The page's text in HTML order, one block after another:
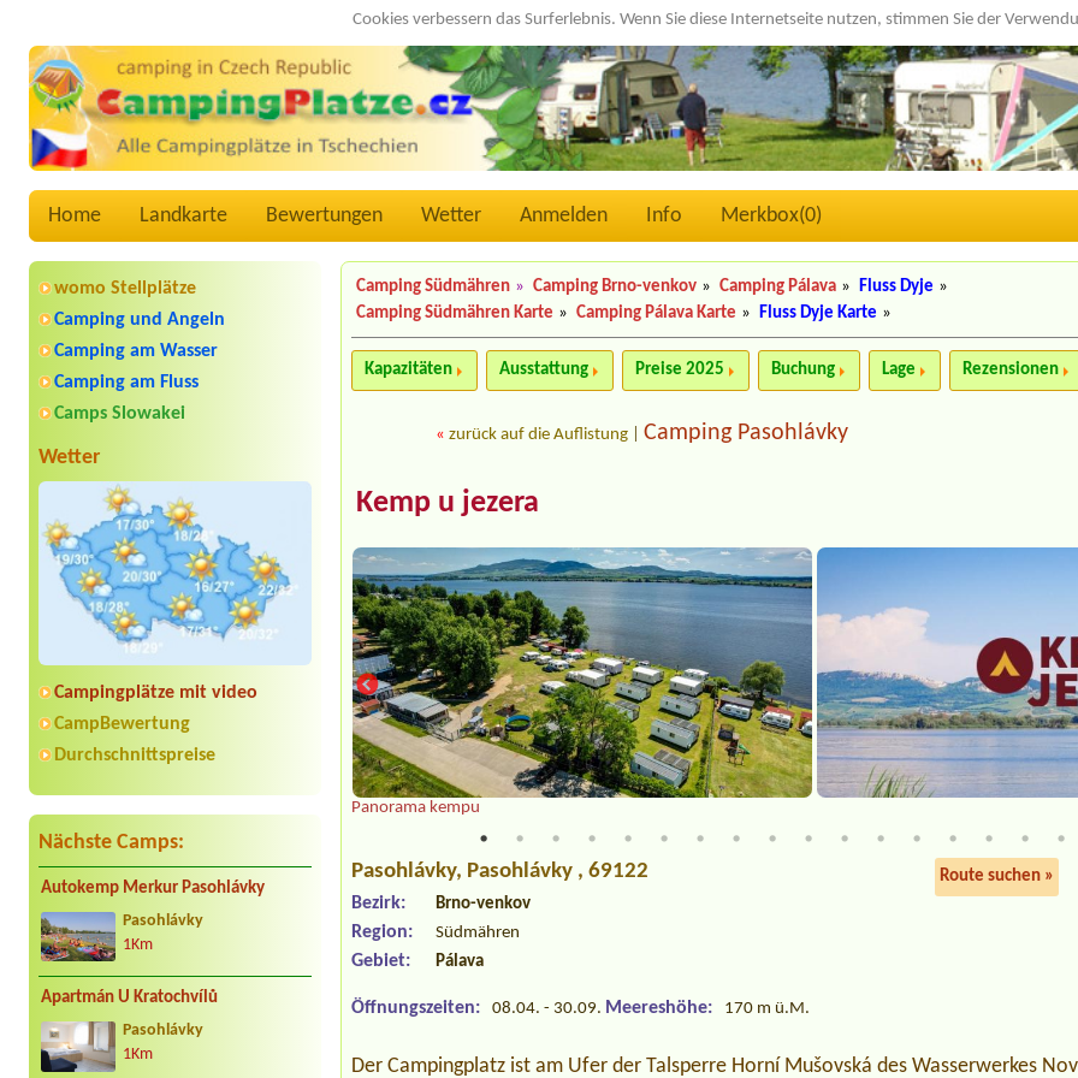
Cookies verbessern das Surferlebnis. Wenn Sie diese Internetseite nutzen, stimmen Sie der
Home Landkarte Bewertungen Wetter Anmelden Info Merkbox(0)
womo Stellplätze
Camping und Angeln
Camping am Wasser
Camping am Fluss
Camps Slowakei
Wetter
Campingplätze mit video
CampBewertung
Durchschnittspreise
Nächste Camps:
Autokemp Merkur Pasohlávky
Pasohlávky
1Km
Apartmán U Kratochvílů
Pasohlávky
1Km
Camping Südmähren » Camping Brno-venkov » Camping Pálava » Fluss Dyje »
Camping Südmähren Karte » Camping Pálava Karte » Fluss Dyje Karte »
Kapazitäten Ausstattung Preise 2025 Buchung Lage Rezensionen
«zurück auf die Auflistung |Camping Pasohlávky
Kemp u jezera
Panorama kempu
Pasohlávky, Pasohlávky , 69122 Route suchen »
Bezirk: Brno-venkov
Region: Südmähren
Gebiet: Pálava
Öffnungszeiten: 08.04. - 30.09. Meereshöhe: 170 m ü.M.
Der Campingplatz ist am Ufer der Talsperre Horní Mušovská des Wasserwerkes